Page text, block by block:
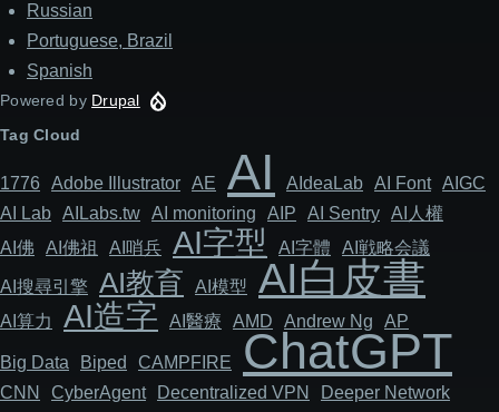
Russian
Portuguese, Brazil
Spanish
Powered by Drupal
Tag Cloud
1776 Adob​​e Illustrator AE AI AIdeaLab AI Font AIGC
AI Lab AILabs.tw AI monitoring AIP AI Sentry AI人權
AI佛
AI佛祖 AI哨兵 AI字型 AI字體 AI戦略会議
AI搜尋引擎 AI教育 AI模型 AI白皮書
AI算力 AI造字 AI醫療 AMD Andrew Ng AP
Big Data Biped CAMPFIRE ChatGPT
CNN Cyber​​Agent Decentralized VPN
Deeper Network